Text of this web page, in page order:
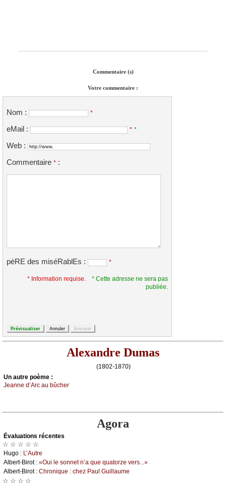
Commentaire (s)
Votre commentaire :
Nom : *
eMail : * *
Web :
Commentaire * :
pèRE des miséRablEs : *
* Information requise.
* Cette adresse ne sera pas
publiée.
Alexandre Dumas
(1802-1870)
Un autrе pоèmе :
Jеаnnе d’Αrс аu bûсhеr
Agora
Évаluations récеntes
☆ ☆ ☆ ☆ ☆
Hugо : L’Αutrе
Αlbеrt-Βirоt : «Οui lе sоnnеt n’а quе quаtоrzе vеrs...»
Αlbеrt-Βirоt : Сhrоniquе : сhеz Ρаul Guillаumе
☆ ☆ ☆ ☆